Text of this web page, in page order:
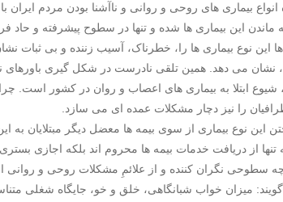
انواع بیماری های روحی و روانی و ناآشنا بودن مردم
ماندن این بیماری ها شده و تنها در سطوح پیشرفته و حاد
این نوع بیماری ها را، خطرناک، آسیب زننده و بی ثبات
نشان می دهد. همین تلقی نادرست در شکل گیری باورهای
ابتلا به بیماری های اعصاب و روان در کشور است. چرا
را نیز دچار مشکلات عمده ای می سازد.
این نوع بیماری از سوی بیمه ها معضل دیگر مبتلایان به
از دریافت خدمات بیمه ها محروم اند بلکه اجازی
چه سطوحی نگران کننده و از علائمِ مشکلات روحی و
میزان خواب شبانگاهی، خلق و خو، جایگاه شغلی